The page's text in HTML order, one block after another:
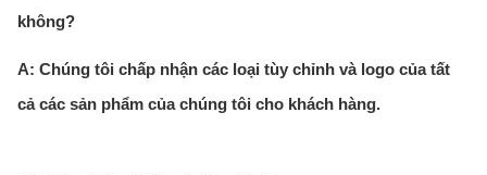
không?
A: Chúng tôi chấp nhận các loại tùy chỉnh và logo của tất
cả các sản phẩm của chúng tôi cho khách hàng.